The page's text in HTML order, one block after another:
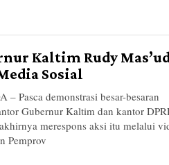
Kaltim Rudy
Sosial
Pasca demonstrasi besar-besaran
Gubernur Kaltim dan kantor
merespons aksi itu melalui
Pemprov